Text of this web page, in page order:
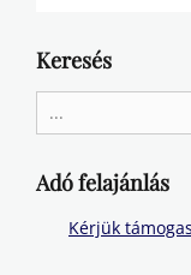
Keresés
for:
Adó felajánlás
Kérjük